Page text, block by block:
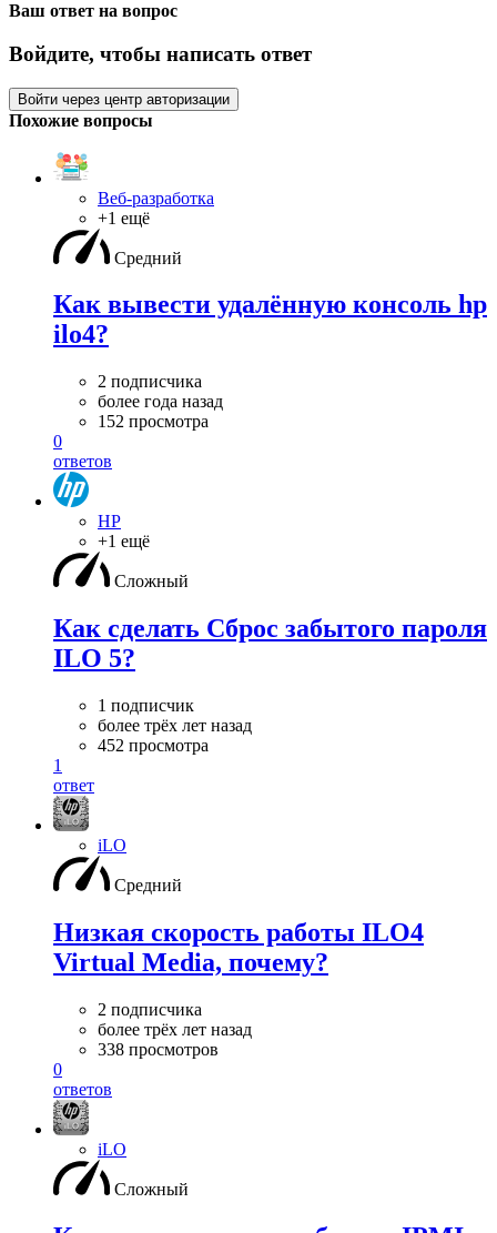
Ваш ответ на вопрос
Войдите, чтобы написать ответ
Войти через центр авторизации
Похожие вопросы
Веб-разработка
+1 ещё
Средний
Как вывести удалённую консоль hp
ilo4?
2 подписчика
более года назад
152 просмотра
0
ответов
HP
+1 ещё
Сложный
Как сделать Сброс забытого пароля
ILO 5?
1 подписчик
более трёх лет назад
452 просмотра
1
ответ
iLO
Средний
Низкая скорость работы ILO4
Virtual Media, почему?
2 подписчика
более трёх лет назад
338 просмотров
0
ответов
iLO
Сложный